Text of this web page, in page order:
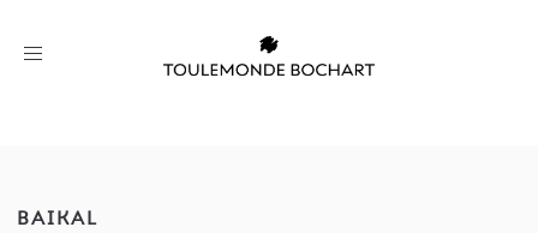
Toggle
BAIKAL